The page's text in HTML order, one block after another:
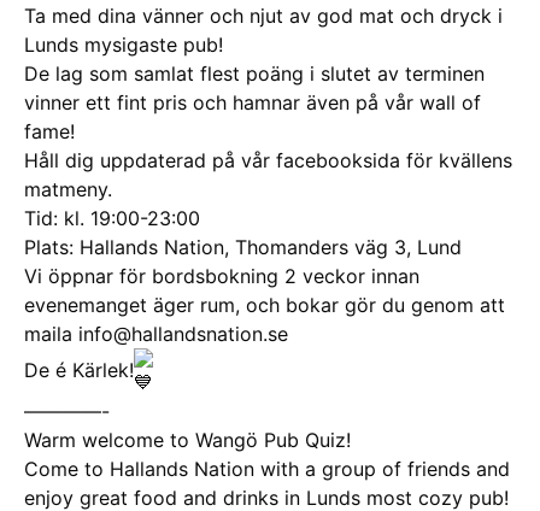
Ta med dina vänner och njut av god mat och dryck i
Lunds mysigaste pub!
De lag som samlat flest poäng i slutet av terminen
vinner ett fint pris och hamnar även på vår wall of
fame!
Håll dig uppdaterad på vår facebooksida för kvällens
matmeny.
Tid: kl. 19:00-23:00
Plats: Hallands Nation, Thomanders väg 3, Lund
Vi öppnar för bordsbokning 2 veckor innan
evenemanget äger rum, och bokar gör du genom att
maila info@hallandsnation.se
De é Kärlek!
————-
Warm welcome to Wangö Pub Quiz!
Come to Hallands Nation with a group of friends and
enjoy great food and drinks in Lunds most cozy pub!